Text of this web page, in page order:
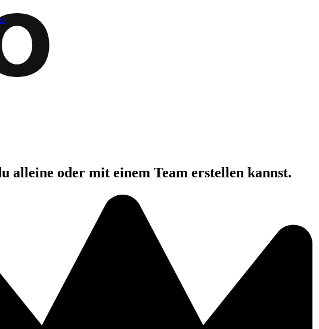
alleine oder mit einem Team erstellen kannst.